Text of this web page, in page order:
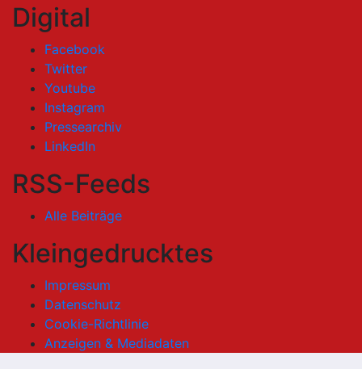
Digital
Facebook
Twitter
Youtube
Instagram
Pressearchiv
LinkedIn
RSS-Feeds
Alle Beiträge
Kleingedrucktes
Impressum
Datenschutz
Cookie-Richtlinie
Anzeigen & Mediadaten